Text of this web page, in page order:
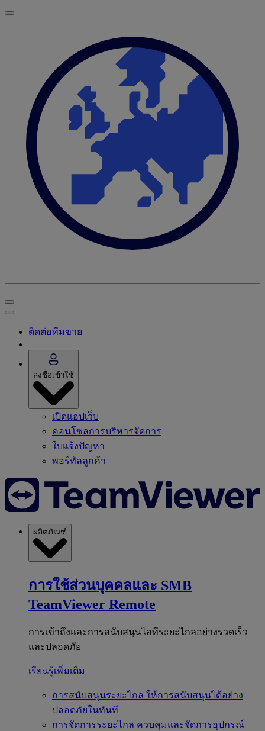
ติดต่อทีมขาย
ลงชื่อเข้าใช้
เปิดแอปเว็บ
คอนโซลการบริหารจัดการ
ใบแจ้งปัญหา
พอร์ทัลลูกค้า
ผลิตภัณฑ์
การใช้ส่วนบุคคลและ SMB
TeamViewer Remote
การเข้าถึงและการสนับสนุนไอทีระยะไกลอย่างรวดเร็ว
และปลอดภัย
เรียนรู้เพิ่มเติม
การสนับสนุนระยะไกล ให้การสนับสนุนได้อย่าง
ปลอดภัยในทันที
การจัดการระยะไกล ควบคุมและจัดการอุปกรณ์